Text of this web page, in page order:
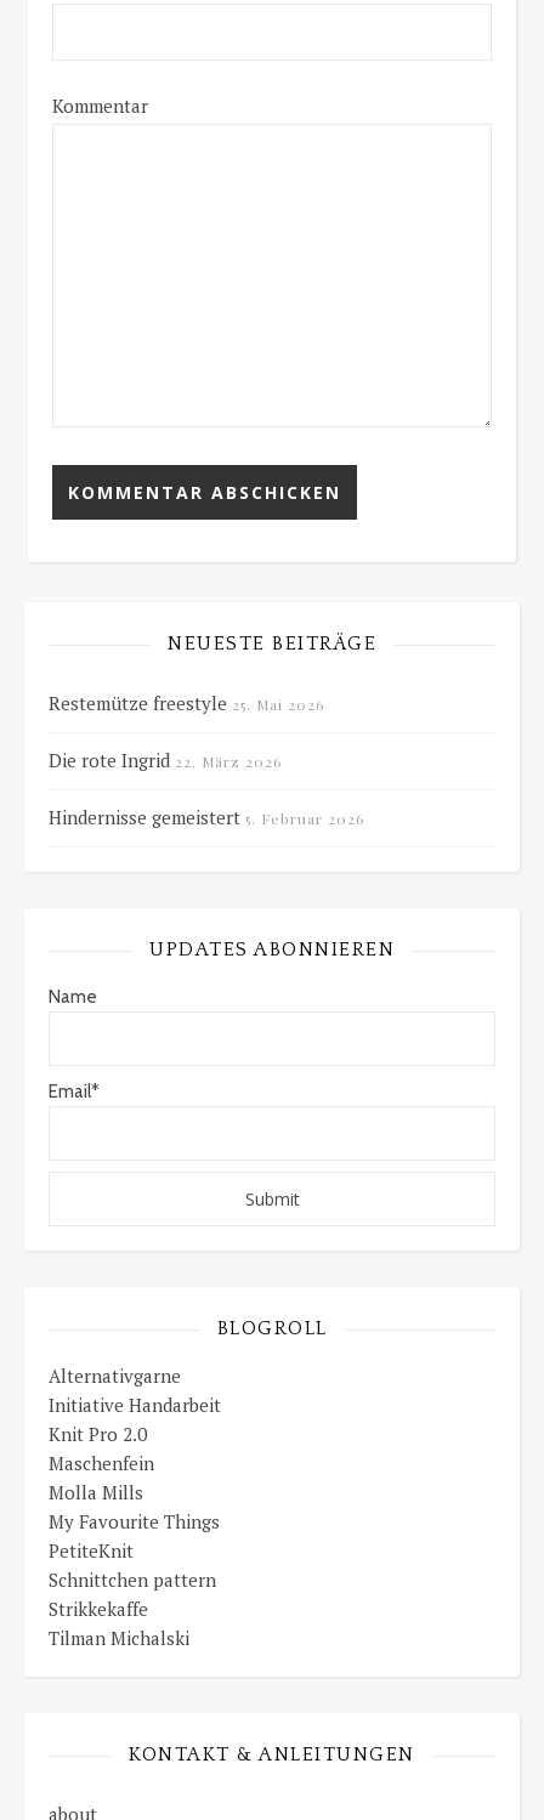
Kommentar
NEUESTE BEITRÄGE
Restemütze freestyle 25. Mai 2026
Die rote Ingrid 22. März 2026
Hindernisse gemeistert 5. Februar 2026
UPDATES ABONNIEREN
Name
Email*
BLOGROLL
Alternativgarne
Initiative Handarbeit
Knit Pro 2.0
Maschenfein
Molla Mills
My Favourite Things
PetiteKnit
Schnittchen pattern
Strikkekaffe
Tilman Michalski
KONTAKT & ANLEITUNGEN
about